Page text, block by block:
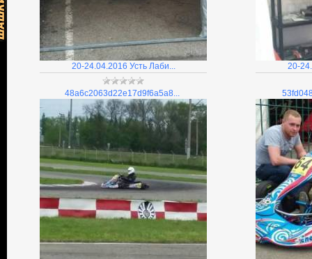
20-24.04.2016 Усть Лаби... 20-
48a6c2063d22e17d9f6a5a8...